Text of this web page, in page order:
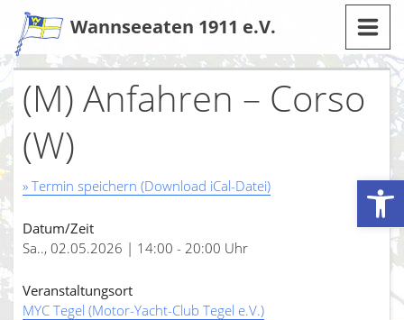
Werkzeugleiste öffnen
Zum
Inhalt
Wannseeaten 1911 e.V.
(M) Anfahren – Corso
(W)
» Termin speichern (Download iCal-Datei)
Datum/Zeit
Sa.., 02.05.2026 | 14:00 - 20:00 Uhr
Veranstaltungsort
MYC Tegel (Motor-Yacht-Club Tegel e.V.)